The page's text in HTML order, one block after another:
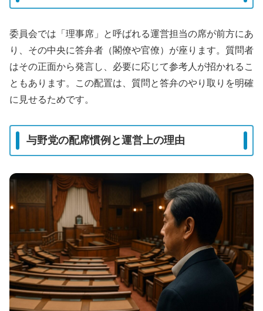
委員会では「理事席」と呼ばれる運営担当の席が前方にあ
り、その中央に答弁者（閣僚や官僚）が座ります。質問者
はその正面から発言し、必要に応じて参考人が招かれるこ
ともあります。この配置は、質問と答弁のやり取りを明確
に見せるためです。
与野党の配席慣例と運営上の理由